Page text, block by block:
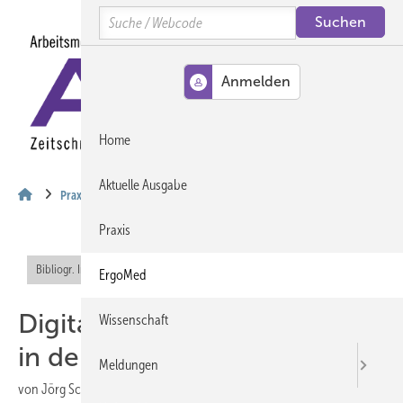
Praxis
Bibliogr. Info (RIS)
Digitales Impfmanagement
in der Arbeitsmedizin
von Jörg Schelling
Search
Home
Aktuelle Ausgabe
Praxis
ErgoMed
Wissenschaft
Meldungen